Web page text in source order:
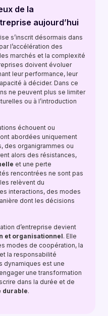
de la
aujourd’hui
s’inscrit désormais dans
l’accélération des
marchés et la complexité
doivent évoluer
leur performance, leur
à décider. Dans ce
ne peuvent plus se limiter
ou à l’introduction
échouent ou
abordées uniquement
des organigrammes ou
alors des résistances,
et une perte
rencontrées ne sont pas
relèvent du
interactions, des modes
dont les décisions
d’entreprise devient
et organisationnel. Elle
modes de coopération, la
la responsabilité
dynamiques est une
une transformation
dans la durée et de
durable.